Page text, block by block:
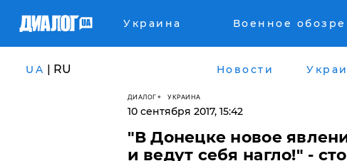
Украина Военное
UA | RU Новости
ДИАЛОГ УКРАИНА
10 сентября 2017, 15:42
"В Донецке новое
и ведут себя нагло!" -